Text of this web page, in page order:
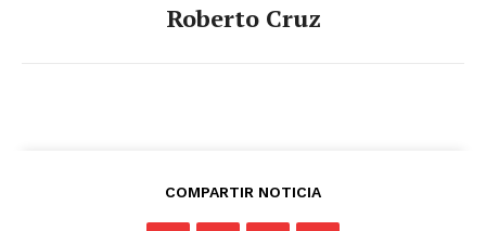
Roberto Cruz
COMPARTIR NOTICIA